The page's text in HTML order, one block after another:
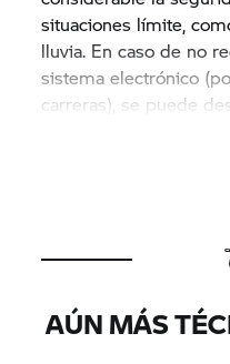
situaciones límite,
lluvia. En caso de no
sistema electrónico
carreras), se puede
AÚN MÁS